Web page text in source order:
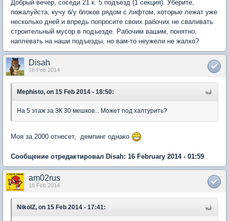
Добрый вечер, соседи 21 к. 5 подъезд (1 секция). Уберите,
пожалуйста, кучу б/у блоков рядом с лифтом, которые лежат уже
несколько дней и впредь попросите своих рабочих не сваливать
строительный мусор в подъезде. Рабочим вашим, понятно,
наплевать на наши подъезды, но вам-то неужели не жалко?
Disah
16 Feb 2014
Mephisto, on 15 Feb 2014 - 18:50:
На 5 этаж за 3К 30 мешков... Может под халтурить?
Моя за 2000 отнесет, демпинг однако
Сообщение отредактировал Disah: 16 February 2014 - 01:59
am02rus
16 Feb 2014
NikolZ, on 15 Feb 2014 - 17:41: